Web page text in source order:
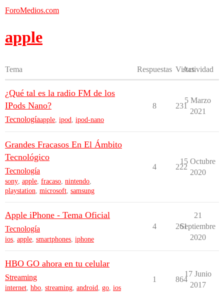
ForoMedios.com
apple
Tema Respuestas Vistas
Actividad
¿Qué tal es la radio FM de los
IPods Nano?
Tecnologíaapple ipod ipod-nano
8 231
5 Marzo
2021
Grandes Fracasos En El Ámbito
Tecnológico
Tecnología
sony, apple, fracaso, nintendo,
playstation, microsoft, samsung
4 222
15 Octubre
2020
Apple iPhone - Tema Oficial
Tecnología
ios, apple, smartphones, iphone
4 261
21
Septiembre
2020
HBO GO ahora en tu celular
Streaming
internet, hbo, streaming, android, go, ios
1 864
17 Junio
2017